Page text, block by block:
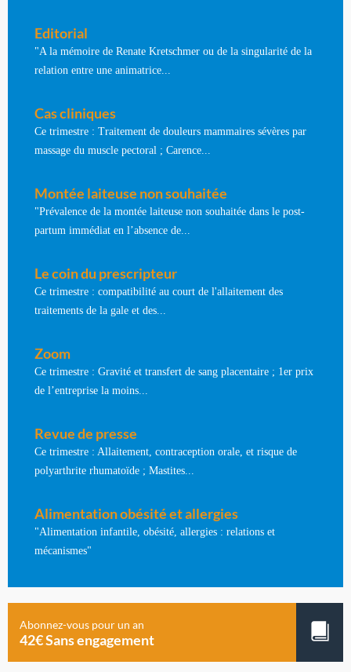
Editorial
"A la mémoire de Renate Kretschmer ou de la singularité de la
relation entre une animatrice...
Cas cliniques
Ce trimestre : Traitement de douleurs mammaires sévères par
massage du muscle pectoral ; Carence...
Montée laiteuse non souhaitée
"Prévalence de la montée laiteuse non souhaitée dans le post-
partum immédiat en l’absence de...
Le coin du prescripteur
Ce trimestre : compatibilité au court de l'allaitement des
traitements de la gale et des...
Zoom
Ce trimestre : Gravité et transfert de sang placentaire ; 1er prix
de l’entreprise la moins...
Revue de presse
Ce trimestre : Allaitement, contraception orale, et risque de
polyarthrite rhumatoïde ; Mastites...
Alimentation obésité et allergies
"Alimentation infantile, obésité, allergies : relations et
mécanismes"
Abonnez-vous pour un an
42€ Sans engagement